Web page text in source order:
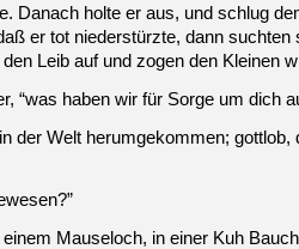
Danach holte er aus, und schlug
er tot niederstürzte, dann suchten
Leib auf und zogen den Kleinen
“was haben wir für Sorge um dich
der Welt herumgekommen; gottlob,
Mauseloch, in einer Kuh